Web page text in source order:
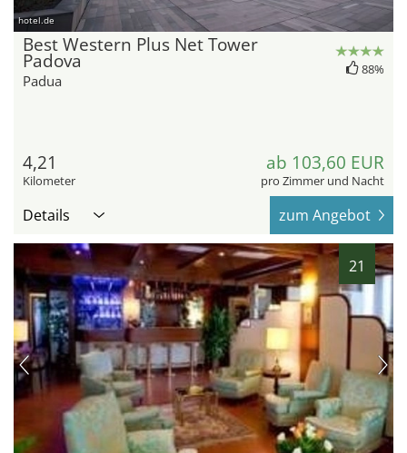
hotel.de
Best Western Plus Net Tower
Padova
Padua
88%
4,21
Kilometer
ab 103,60 EUR
pro Zimmer und Nacht
Details zum Angebot
21